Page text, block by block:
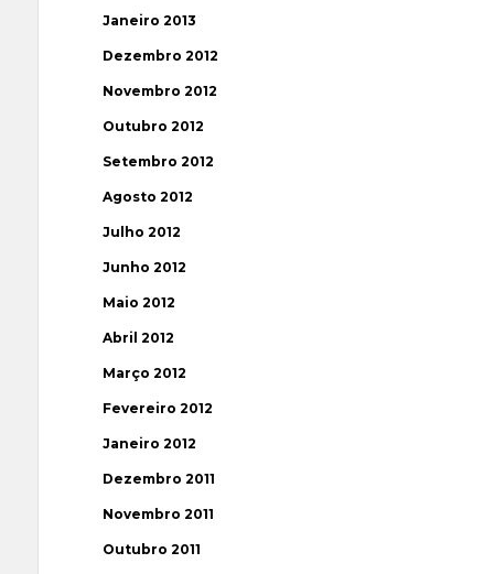
Janeiro 2013
Dezembro 2012
Novembro 2012
Outubro 2012
Setembro 2012
Agosto 2012
Julho 2012
Junho 2012
Maio 2012
Abril 2012
Março 2012
Fevereiro 2012
Janeiro 2012
Dezembro 2011
Novembro 2011
Outubro 2011